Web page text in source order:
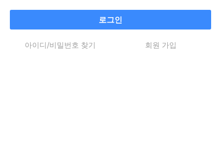
로그인
아이디/비밀번호 찾기 회원 가입